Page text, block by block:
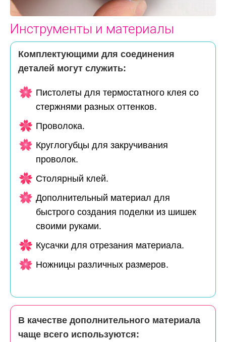
Инструменты и материалы
Комплектующими для соединения
деталей могут служить:
Пистолеты для термостатного клея со
стержнями разных оттенков.
Проволока.
Круглогубцы для закручивания
проволок.
Столярный клей.
Дополнительный материал для
быстрого создания поделки из шишек
своими руками.
Кусачки для отрезания материала.
Ножницы различных размеров.
В качестве дополнительного материала
чаще всего используются: